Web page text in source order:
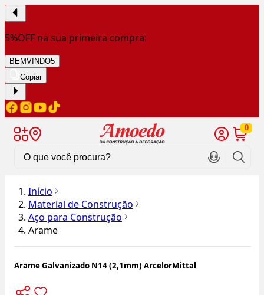
5%OFF na sua primeira compra:
BEMVINDO5
Copiar
0
Início
Material de Construção
Aço para Construção
Arame
Arame Galvanizado N14 (2,1mm) ArcelorMittal